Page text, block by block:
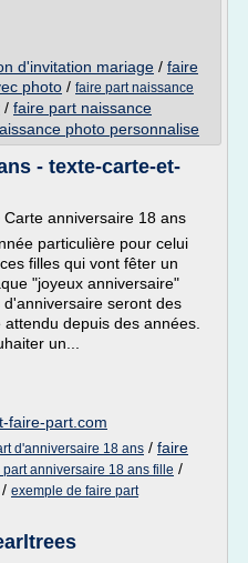
d'invitation mariage / faire
photo / faire part naissance
/ faire part naissance
photo personnalise
- texte-carte-et-
anniversaire 18 ans
particulière pour celui
filles qui vont fêter un
"joyeux anniversaire"
seront des
depuis des années.
un...
faire-part.com
d'anniversaire 18 ans / faire
part anniversaire 18 ans fille /
/ exemple de faire part